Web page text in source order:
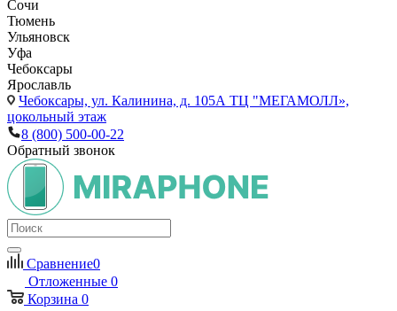
Сочи
Тюмень
Ульяновск
Уфа
Чебоксары
Ярославль
Чебоксары, ул. Калинина, д. 105А ТЦ "МЕГАМОЛЛ»,
цокольный этаж
8 (800) 500-00-22
Обратный звонок
Сравнение0
Отложенные 0
Корзина 0